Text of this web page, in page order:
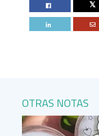
Twitter
OTRAS NOTAS